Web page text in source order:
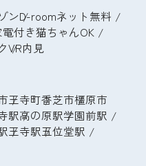
ンD-roomネット無料
付き猫ちゃんOK
VR内見
王寺町香芝市橿原市
駅高の原駅学園前駅
王寺駅五位堂駅